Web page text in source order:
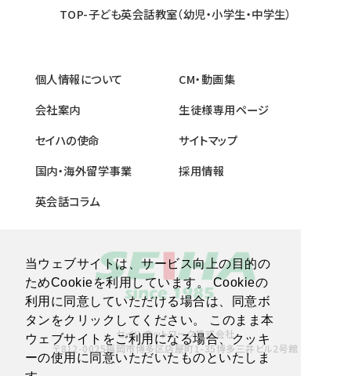
当ウェブサイトは、サービス向上の目的の
ためCookieを利用しています。 Cookieの
利用に同意していただける場合は、同意ボ
タンをクリックしてください。 このまま本
ウェブサイトをご利用になる場合、クッキ
ーの使用に同意いただいたものといたしま
TOP-子ども英会話教室（幼児・小学生・中学生）
個人情報について
会社案内
セイハの使命
国内・海外留学事業
英会話コラム
CM・動画集
生徒様専用ページ
サイトマップ
採用情報
セイハネットワーク株式会社
〒812-0025福岡市博多区店屋町1-35博多三井ビル2号館